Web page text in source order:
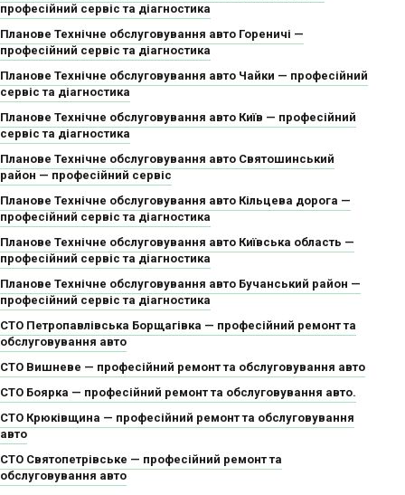
професійний сервіс та діагностика
Планове Технічне обслуговування авто Гореничі —
професійний сервіс та діагностика
Планове Технічне обслуговування авто Чайки — професійний
сервіс та діагностика
Планове Технічне обслуговування авто Київ — професійний
сервіс та діагностика
Планове Технічне обслуговування авто Святошинський
район — професійний сервіс
Планове Технічне обслуговування авто Кільцева дорога —
професійний сервіс та діагностика
Планове Технічне обслуговування авто Київська область —
професійний сервіс та діагностика
Планове Технічне обслуговування авто Бучанський район —
професійний сервіс та діагностика
СТО Петропавлівська Борщагівка — професійний ремонт та
обслуговування авто
СТО Вишневе — професійний ремонт та обслуговування авто
СТО Боярка — професійний ремонт та обслуговування авто.
СТО Крюківщина — професійний ремонт та обслуговування
авто
СТО Святопетрівське — професійний ремонт та
обслуговування авто